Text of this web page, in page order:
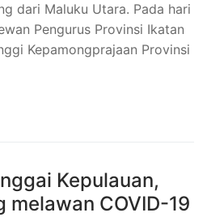
dari Maluku Utara. Pada hari
Pengurus Provinsi Ikatan
Kepamongprajaan Provinsi
Kepulauan,
melawan COVID-19